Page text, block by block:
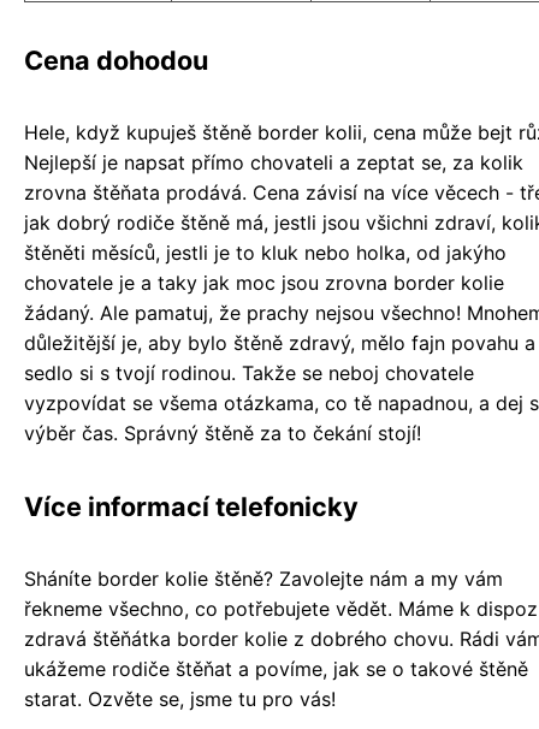
Cena dohodou
Hele, když kupuješ štěně border kolii, cena může bejt
Nejlepší je napsat přímo chovateli a zeptat se, za kolik
zrovna štěňata prodává. Cena závisí na více věcech -
jak dobrý rodiče štěně má, jestli jsou všichni zdraví,
štěněti měsíců, jestli je to kluk nebo holka, od jakýho
chovatele je a taky jak moc jsou zrovna border kolie
žádaný. Ale pamatuj, že prachy nejsou všechno!
důležitější je, aby bylo štěně zdravý, mělo fajn povahu a
sedlo si s tvojí rodinou. Takže se neboj chovatele
vyzpovídat se všema otázkama, co tě napadnou, a dej
výběr čas. Správný štěně za to čekání stojí!
Více informací telefonicky
Sháníte border kolie štěně? Zavolejte nám a my vám
řekneme všechno, co potřebujete vědět. Máme k
zdravá štěňátka border kolie z dobrého chovu. Rádi
ukážeme rodiče štěňat a povíme, jak se o takové štěně
starat. Ozvěte se, jsme tu pro vás!